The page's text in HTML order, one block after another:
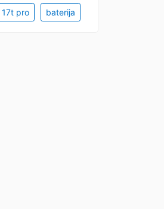
pro baterija